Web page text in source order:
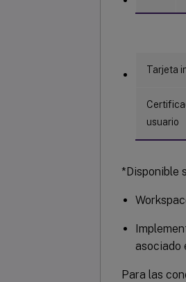
Tarjeta
usuario
*Disponible
asociado
Para las